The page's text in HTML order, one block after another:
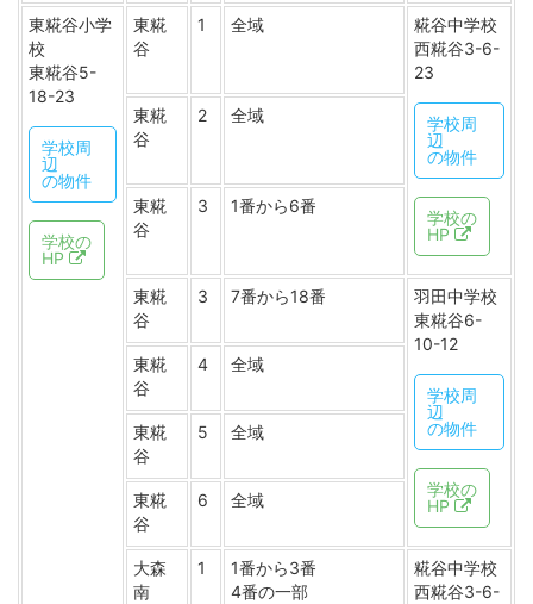
東糀谷小学
校
東糀谷5-
18-23
学校周
辺
の物件
学校の
HP
東糀
谷
1 全域
糀谷中学校
西糀谷3-6-
23
学校周
辺
の物件
学校の
HP
東糀
谷
2 全域
東糀
谷
3 1番から6番
東糀
谷
3 7番から18番
羽田中学校
東糀谷6-
10-12
学校周
辺
の物件
学校の
HP
東糀
谷
4 全域
東糀
谷
5 全域
東糀
谷
6 全域
大森
南
1
1番から3番
4番の一部
糀谷中学校
西糀谷3-6-